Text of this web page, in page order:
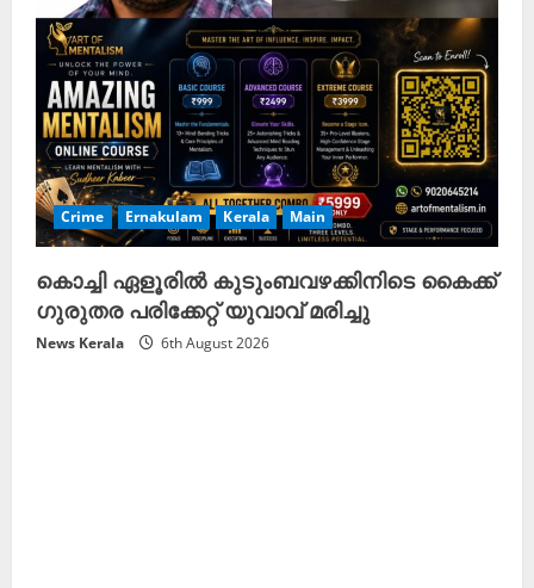
Crime Ernakulam Kerala Main
കൊച്ചി ഏളൂരിൽ കുടുംബവഴക്കിനിടെ കൈക്ക്
ഗുരുതര പരിക്കേറ്റ് യുവാവ് മരിച്ചു
News Kerala 6th August 2026